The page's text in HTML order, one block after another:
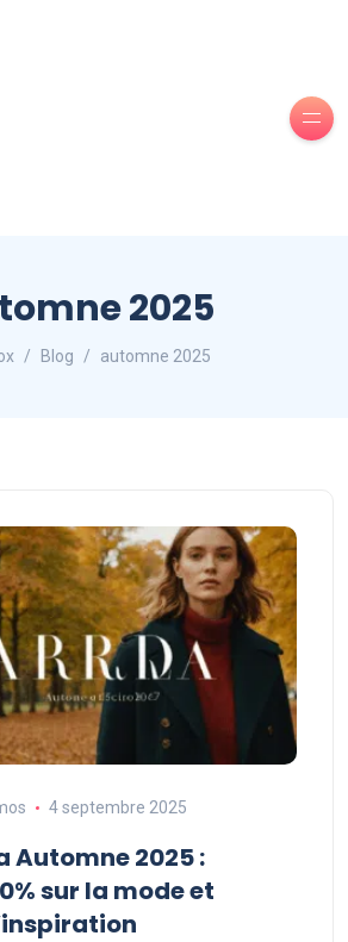
2025
Blog automne 2025
4 septembre 2025
Automne 2025 :
sur la mode et